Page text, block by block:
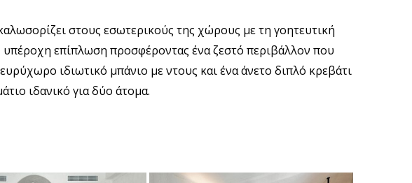
στους εσωτερικούς της χώρους με τη γοητευτική
υπέροχη επίπλωση προσφέροντας ένα ζεστό περιβάλλον που
ευρύχωρο ιδιωτικό μπάνιο με ντους και ένα άνετο διπλό κρεβάτι
ιδανικό για δύο άτομα.